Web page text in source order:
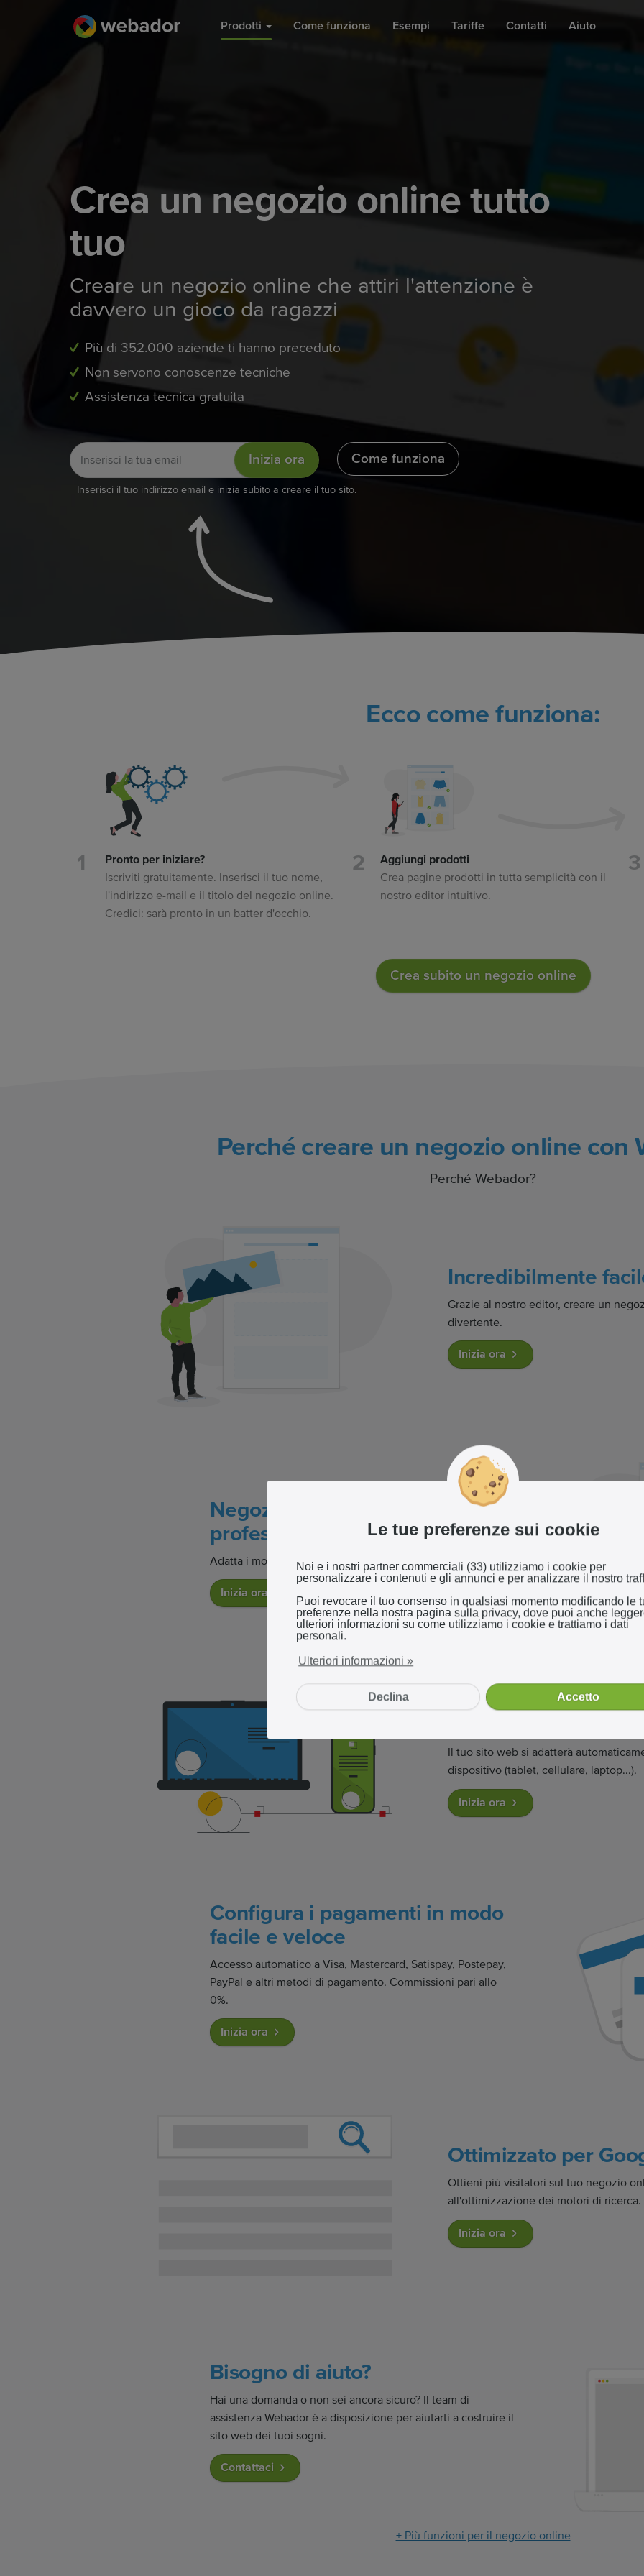
Prodotti Come funziona Esempi Tariffe Contatti Aiuto
Crea un negozio online tutto
tuo
Creare un negozio online che attiri l'attenzione è
davvero un gioco da ragazzi
Più di 352.000 aziende ti hanno preceduto
Non servono conoscenze tecniche
Assistenza tecnica gratuita
Inizia ora
Inserisci il tuo indirizzo email e inizia subito a creare il tuo sito.
Come funziona
Ecco come funziona:
Pronto per iniziare?
Iscriviti gratuitamente. Inserisci il tuo nome,
l'indirizzo e-mail e il titolo del negozio online.
Credici: sarà pronto in un batter d'occhio.
Aggiungi prodotti
Crea pagine prodotti in tutta semplicità con il
nostro editor intuitivo.
Crea subito un negozio online
Perché creare un negozio online con
Perché Webador?
Incredibilmente
Grazie al nostro editor, creare un
divertente.
Inizia ora
Negozio online dal design
professionale
Adatta i modelli dei nostri designer secondo il tuo stile.
Inizia ora
Il tuo sito web si adatterà
dispositivo (tablet, cellulare, laptop...).
Inizia ora
Configura i pagamenti in modo
facile e veloce
Accesso automatico a Visa, Mastercard, Satispay, Postepay,
PayPal e altri metodi di pagamento. Commissioni pari allo
0%.
Inizia ora
Ottimizzato per
Ottieni più visitatori sul tuo negozio
all'ottimizzazione dei motori di ricerca.
Inizia ora
Bisogno di aiuto?
Hai una domanda o non sei ancora sicuro? Il team di
assistenza Webador è a disposizione per aiutarti a costruire il
sito web dei tuoi sogni.
Contattaci
+ Più funzioni per il negozio online
Le tue preferenze sui cookie
Noi e i nostri partner commerciali (33) utilizziamo i cookie per
personalizzare i contenuti e gli annunci e per analizzare il nostro
Puoi revocare il tuo consenso in qualsiasi momento modificando le
preferenze nella nostra pagina sulla privacy, dove puoi anche
ulteriori informazioni su come utilizziamo i cookie e trattiamo i dati
personali.
Ulteriori informazioni »
Declina Accetto